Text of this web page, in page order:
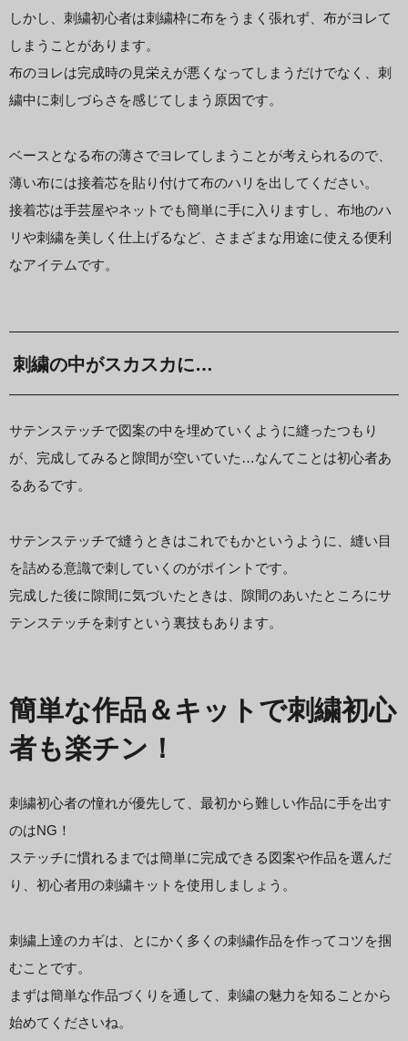
しかし、刺繍初心者は刺繍枠に布をうまく張れず、布がヨレて
しまうことがあります。
布のヨレは完成時の見栄えが悪くなってしまうだけでなく、刺
繍中に刺しづらさを感じてしまう原因です。
ベースとなる布の薄さでヨレてしまうことが考えられるので、
薄い布には接着芯を貼り付けて布のハリを出してください。
接着芯は手芸屋やネットでも簡単に手に入りますし、布地のハ
リや刺繍を美しく仕上げるなど、さまざまな用途に使える便利
なアイテムです。
刺繍の中がスカスカに…
サテンステッチで図案の中を埋めていくように縫ったつもり
が、完成してみると隙間が空いていた…なんてことは初心者あ
るあるです。
サテンステッチで縫うときはこれでもかというように、縫い目
を詰める意識で刺していくのがポイントです。
完成した後に隙間に気づいたときは、隙間のあいたところにサ
テンステッチを刺すという裏技もあります。
簡単な作品＆キットで刺繍初心
者も楽チン！
刺繍初心者の憧れが優先して、最初から難しい作品に手を出す
のはNG！
ステッチに慣れるまでは簡単に完成できる図案や作品を選んだ
り、初心者用の刺繍キットを使用しましょう。
刺繍上達のカギは、とにかく多くの刺繍作品を作ってコツを掴
むことです。
まずは簡単な作品づくりを通して、刺繍の魅力を知ることから
始めてくださいね。